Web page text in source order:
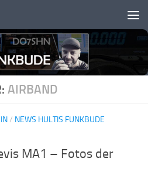
AIRBAND
/ NEWS HULTIS FUNKBUDE
MA1 – Fotos der